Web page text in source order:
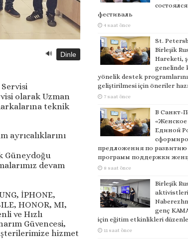
🔊 Dinle
olarak Uzman
teknik
ayrıcalıklarını
Güneydoğu
devam
İPHONE,
HONOR, MI,
ve Hızlı
Güvencesi,
hizmet
фестиваль
4 saat önce
St.
Birleşik
Hareketi,
genelinde
yönelik destek
geliştirilmesi için öneriler
7 saat önce
В Санкт-
Единой
предложения по развитию
программ поддержки
8 saat önce
Birleşik
genç
için eğitim etkinlikleri
11 saat önce